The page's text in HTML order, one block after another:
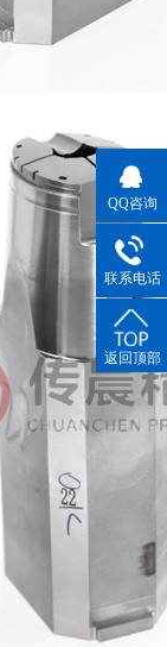
QQ咨询
联系电话
返回顶部